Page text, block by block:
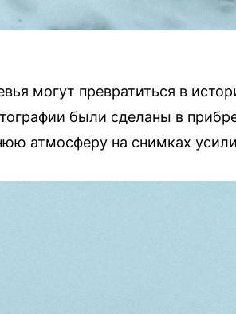
могут превратиться в
были сделаны в
атмосферу на снимках